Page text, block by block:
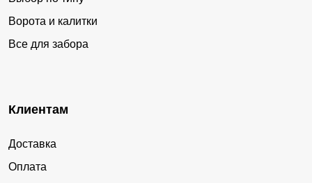
Ворота и калитки
Все для забора
Клиентам
Доставка
Оплата